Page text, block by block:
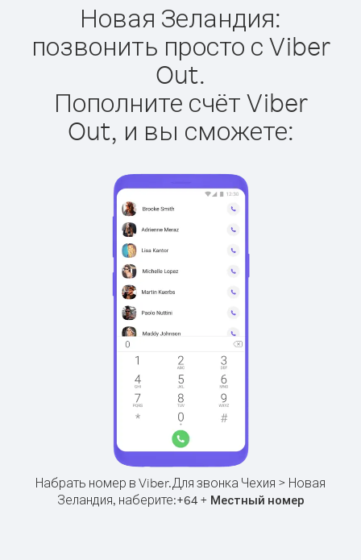
Новая Зеландия:
позвонить просто с Viber
Out.
Пополните счёт Viber
Out, и вы сможете:
Набрать номер в Viber.Для звонка Чехия > Новая
Зеландия, наберите:+64+ Местный номер